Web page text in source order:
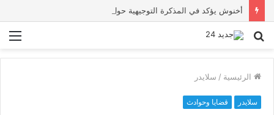
بحث
الرئيسية / سلايدر
سلايدر قضايا وحوادث